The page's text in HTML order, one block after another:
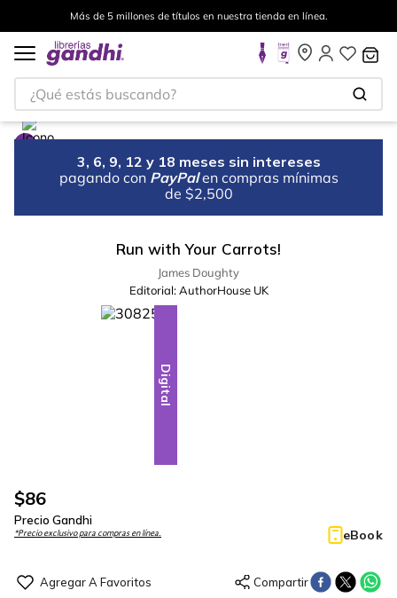
Más de 5 millones de títulos en nuestra tienda en línea.
¿Qué estás buscando?
3, 6, 9, 12 y 18 meses sin intereses
pagando con PayPal en compras mínimas
de $2,500
Run with Your Carrots!
James Doughty
Editorial: AuthorHouse UK
Digital
$86
Precio Gandhi
*Precio exclusivo para compras en línea. eBook